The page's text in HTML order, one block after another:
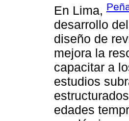
En Lima,
desarrollo
diseño de
mejora la
capacitar a
estudios
edades